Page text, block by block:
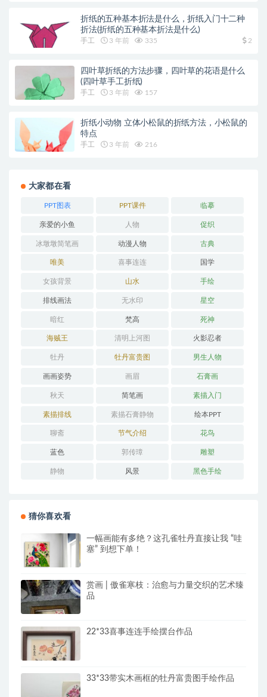
折纸的五种基本折法是什么，折纸入门十二种
折法(折纸的五种基本折法是什么)
手工 3 年前 335 2
四叶草折纸的方法步骤，四叶草的花语是什么
(四叶草手工折纸)
手工 3 年前 157
折纸小动物 立体小松鼠的折纸方法，小松鼠的
特点
手工 3 年前 216
大家都在看
PPT图表 PPT课件 临摹
亲爱的小鱼 人物 促织
冰墩墩简笔画 动漫人物 古典
唯美 喜事连连 国学
女孩背景 山水 手绘
排线画法 无水印 星空
暗红 梵高 死神
海贼王 清明上河图 火影忍者
牡丹 牡丹富贵图 男生人物
画画姿势 画眉 石膏画
秋天 简笔画 素描入门
素描排线 素描石膏静物 绘本PPT
聊斋 节气介绍 花鸟
蓝色 郭传璋 雕塑
静物 风景 黑色手绘
猜你喜欢看
一幅画能有多绝？这孔雀牡丹直接让我 “哇
塞” 到想下单！
赏画 | 傲雀寒枝：治愈与力量交织的艺术臻
品
22*33喜事连连手绘摆台作品
33*33带实木画框的牡丹富贵图手绘作品